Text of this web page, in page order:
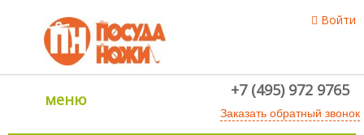
Войти
меню +7 (495) 972 9765
Заказать обратный звонок